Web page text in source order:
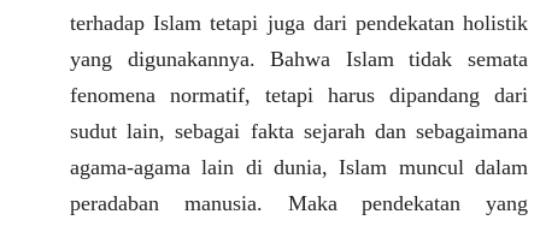
terhadap Islam tetapi juga dari pendekatan holistik
yang digunakannya. Bahwa Islam tidak semata
fenomena normatif, tetapi harus dipandang dari
sudut lain, sebagai fakta sejarah dan sebagaimana
agama-agama lain di dunia, Islam muncul dalam
peradaban manusia. Maka pendekatan yang